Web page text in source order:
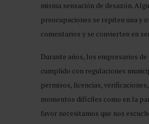
misma sensación de desazón.
preocupaciones se repiten una y
comentarios y se convierten en
Durante años, los empresarios
cumplido con regulaciones
permisos, licencias,
momentos difíciles como en la
favor necesitamos que nos